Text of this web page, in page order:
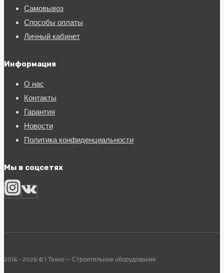
Самовывоз
Способы оплаты
Личный кабинет
Информация
О нас
Контакты
Гарантия
Новости
Политика конфиденциальности
Мы в соцсетях
2016 - 2026 © 1 Техно — Строительное оборудование